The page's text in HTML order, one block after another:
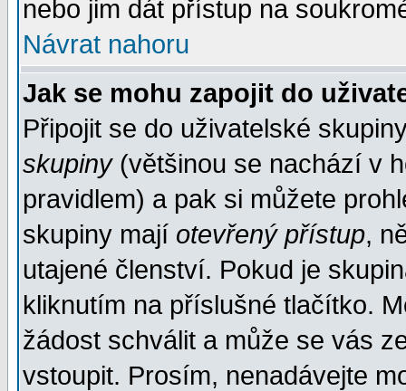
nebo jim dát přístup na
Návrat nahoru
Jak se mohu zapojit do
Připojit se do uživatelské
skupiny(většinou se nachází v
pravidlem) a pak si můžete
skupiny mají otevřený přístup,
utajené členství. Pokud je
kliknutím na příslušné tlačítko.
žádost schválit a může se vás
vstoupit. Prosím, nenadávejte